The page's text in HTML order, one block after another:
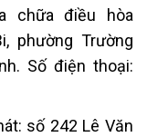
chữa điều hòa
phường Trường
Số điện thoại:
số 242 Lê Văn